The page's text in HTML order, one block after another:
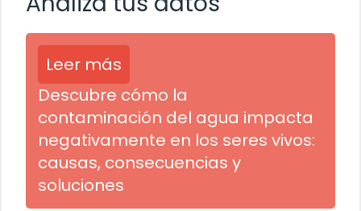
Leer más
Descubre cómo la
contaminación del agua impacta
negativamente en los seres vivos:
causas, consecuencias y
soluciones